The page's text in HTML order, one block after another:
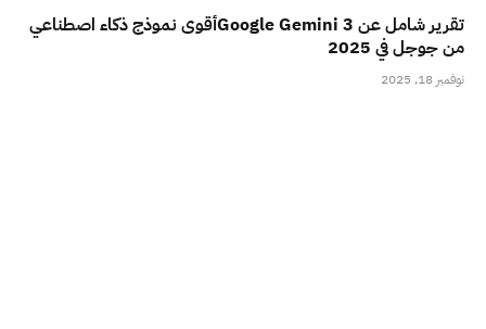
تقرير شامل عن Google Gemini 3أقوى نموذج ذكاء اصطناعي
من جوجل في 2025
نوفمبر 18, 2025